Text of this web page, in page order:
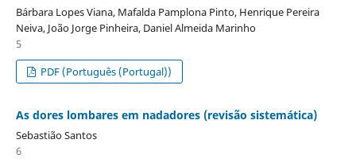
Bárbara Lopes Viana, Mafalda Pamplona Pinto, Henrique Pereira
Neiva, João Jorge Pinheira, Daniel Almeida Marinho
5
PDF (Português (Portugal))
As dores lombares em nadadores (revisão sistemática)
Sebastião Santos
6